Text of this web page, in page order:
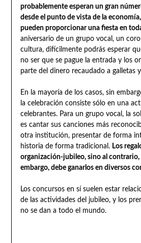
probablemente esperan un gran
desde el punto de vista de la
pueden proporcionar una fiesta en
aniversario de un grupo vocal, un
cultura, difícilmente podrás esperar
no ser que se pague la entrada y los
parte del dinero recaudado a galletas
En la mayoría de los casos, sin
la celebración consiste sólo en una
celebrantes. Para un grupo vocal, la
es cantar sus canciones más
otra institución, presentar de forma
historia de forma tradicional. Los
organización-jubileo, sino al contrario,
embargo, debe ganarlos en diversos
Los concursos en sí suelen estar
de las actividades del jubileo, y los
no se dan a todo el mundo.